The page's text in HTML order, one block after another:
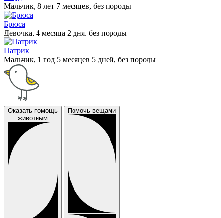
Мальчик, 8 лет 7 месяцев, без породы
Брюса
Девочка, 4 месяца 2 дня, без породы
Патрик
Мальчик, 1 год 5 месяцев 5 дней, без породы
Оказать помощь
животным
Помочь вещами